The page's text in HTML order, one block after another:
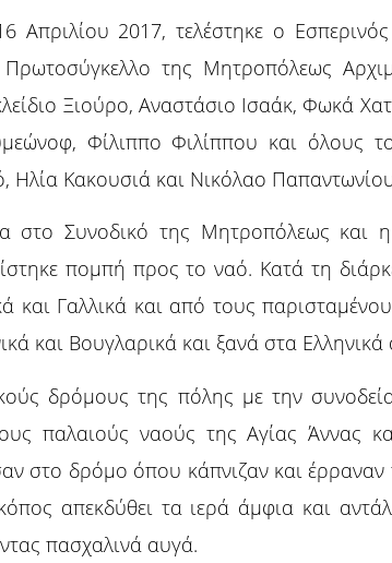
2017, τελέστηκε ο
της Μητροπόλεως
Ξιούρο, Αναστάσιο Ισαάκ, Φωκά
Φίλιππο Φιλίππου και όλους
Ηλία Κακουσιά και Νικόλαο
Συνοδικό της Μητροπόλεως και
πομπή προς το ναό. Κατά τη
Γαλλικά και από τους
και Βουγλαρικά και ξανά στα Ελληνικά
δρόμους της πόλης με την
παλαιούς ναούς της Αγίας Άννας
στο δρόμο όπου κάπνιζαν και
απεκδύθει τα ιερά άμφια και
πασχαλινά αυγά.